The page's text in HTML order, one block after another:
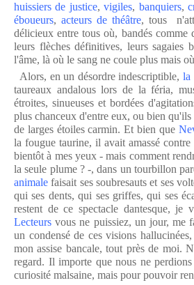
huissiers de justice,vigiles, banquiers,
éboueurs, acteurs de théâtre, tous
délicieux entre tous où, bandés comme
leurs flèches définitives, leurs sagaies
l'âme, là où le sang ne coule plus mais
Alors, en un désordre indescriptible, la
taureaux andalous lors de la féria,
étroites, sinueuses et bordées
plus chanceux d'entre eux, ou bien
de larges étoiles carmin. Et bien que
la fougue taurine, il avait amassé
bientôt à mes yeux - mais comment
la seule plume ? -, dans un tourbillon
animale faisait ses soubresauts et ses
qui ses dents, qui ses griffes, qui ses
restent de ce spectacle dantesque,
Lecteurs vous ne puissiez, un jour, me
un condensé de ces visions
mon assise bancale, tout près de moi.
regard. Il importe que nous ne
curiosité malsaine, mais pour pouvoir